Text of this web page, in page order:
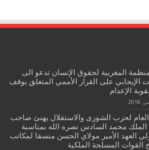
المغربية لحقوق الإنسان تدعو الى
الإيجابي على القرار الأممي المتعلق بوقف
الإعدام
العام لحزب الشورى والاستقلال يهنئ صاحب
الملك محمد السادس نصره الله بمناسبة
العهد الأمير مولاي الحسن منسقا لمكاتب
القوات المسلحة الملكية